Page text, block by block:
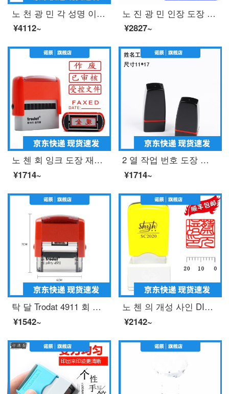
노 천 광 민 각 성명 이름 장 QR 코드 도장 제작 도안 장 장서가 정방형 도장 사인 제작 30 * 30mm
¥4112~
노 진 광 민 인장 도장 광 민 통용 인장 회계과 도장 스프링 도장 재무 인장 인장 인장 맞 춤 제작 자동 오 일 블 루 색상 폐기 블 루 프린트
¥2827~
노 첸 회 잉크 도장 재무 인장 재무 용품 도장 도장 자동 오 일 은행 현금 수령 완료 완료 서류 복사 무효 제어 문건
¥1714~
2 열 작업 번호 도장 맞 춤 형 개인의 이름 도장 간호사 의 개인 이름 도장 사인 도장 제작
¥1714~
탁 달 Trodat 4911 회 잉크 도장 을 뒤 집어 회계 과목 통용 도장 현금 수령 완료 폐기 은행 지불 완료, 텀 블 러 도장 을 두 만 번 넘 기 면 자동 으로 기름 이 나 오고 맞 춤 형 콘 텐 츠 는 고객 에 게 연락 하거나 비고 하 시기 바 랍 니 다.
¥1542~
노 첸 의 개성 사인 DIY 만 번 민 화 는 제 몇 년 사이 에 스 트 라 이 프 맞 춤 형 서화 장서 도장 사인 사인 사각형 20 * 20mm 개인 이름 사인 날인 제작
¥2142~